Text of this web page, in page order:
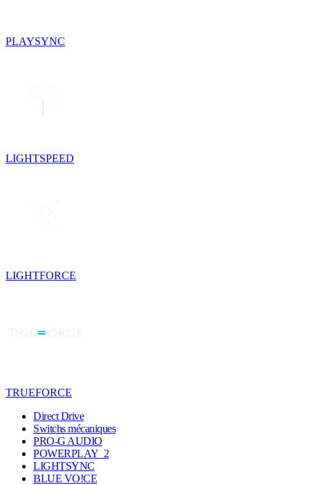
PLAYSYNC
LIGHTSPEED
LIGHTFORCE
TRUEFORCE
Direct Drive
Switchs mécaniques
PRO-G AUDIO
POWERPLAY 2
LIGHTSYNC
BLUE VO!CE